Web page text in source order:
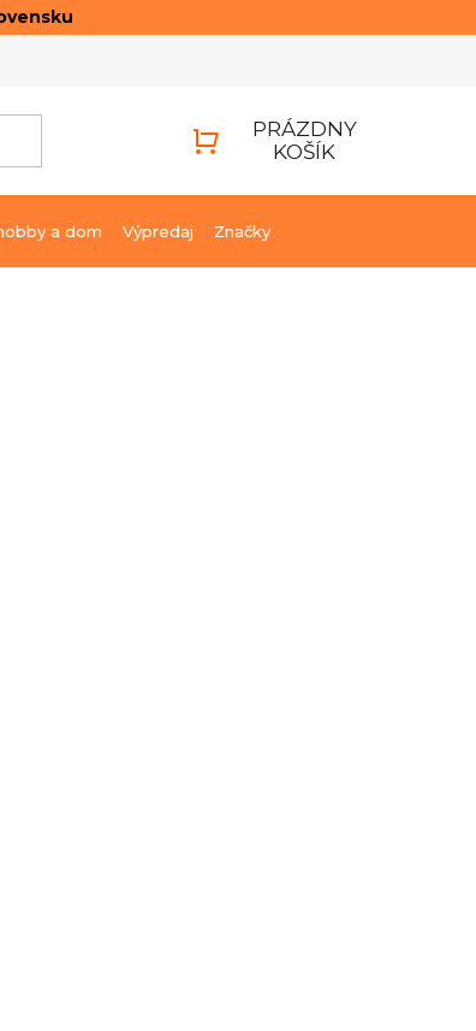
KOŠÍK
PRÁZDNY
KOŠÍK
a dom Výpredaj Značky